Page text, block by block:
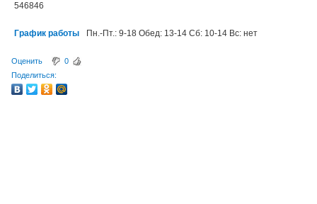
546846
График работы Пн.-Пт.: 9-18 Обед: 13-14 Сб: 10-14 Вс: нет
Оценить
0
Поделиться: